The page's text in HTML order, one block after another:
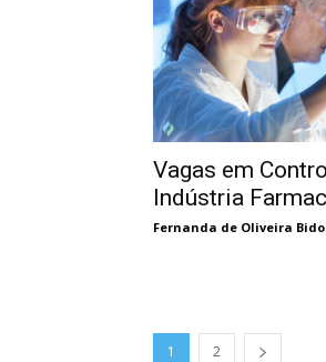
Vagas em
Indústria
Fernanda de Oliveira
1 2